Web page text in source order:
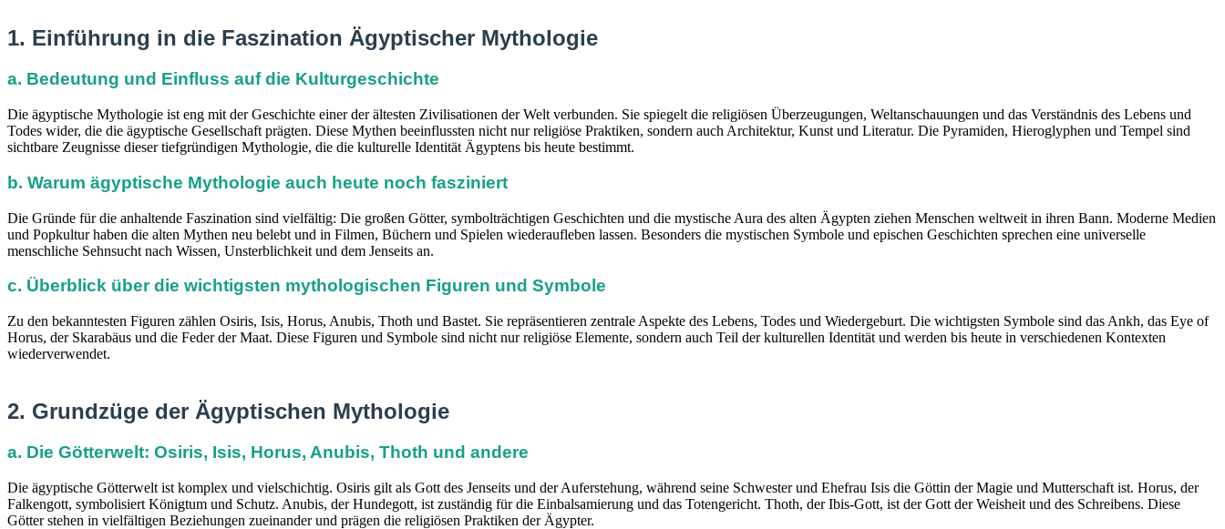
1. Einführung in die Faszination Ägyptischer Mythologie
a. Bedeutung und Einfluss auf die Kulturgeschichte
Die ägyptische Mythologie ist eng mit der Geschichte einer der ältesten Zivilisationen der Welt verbunden. Sie spiegelt die religiösen Überzeugungen, Weltanschauungen und das Verständnis des Lebens und
Todes wider, die die ägyptische Gesellschaft prägten. Diese Mythen beeinflussten nicht nur religiöse Praktiken, sondern auch Architektur, Kunst und Literatur. Die Pyramiden, Hieroglyphen und Tempel sind
sichtbare Zeugnisse dieser tiefgründigen Mythologie, die die kulturelle Identität Ägyptens bis heute bestimmt.
b. Warum ägyptische Mythologie auch heute noch fasziniert
Die Gründe für die anhaltende Faszination sind vielfältig: Die großen Götter, symbolträchtigen Geschichten und die mystische Aura des alten Ägypten ziehen Menschen weltweit in ihren Bann. Moderne Medien
und Popkultur haben die alten Mythen neu belebt und in Filmen, Büchern und Spielen wiederaufleben lassen. Besonders die mystischen Symbole und epischen Geschichten sprechen eine universelle
menschliche Sehnsucht nach Wissen, Unsterblichkeit und dem Jenseits an.
c. Überblick über die wichtigsten mythologischen Figuren und Symbole
Zu den bekanntesten Figuren zählen Osiris, Isis, Horus, Anubis, Thoth und Bastet. Sie repräsentieren zentrale Aspekte des Lebens, Todes und Wiedergeburt. Die wichtigsten Symbole sind das Ankh, das Eye of
Horus, der Skarabäus und die Feder der Maat. Diese Figuren und Symbole sind nicht nur religiöse Elemente, sondern auch Teil der kulturellen Identität und werden bis heute in verschiedenen Kontexten
wiederverwendet.
2. Grundzüge der Ägyptischen Mythologie
a. Die Götterwelt: Osiris, Isis, Horus, Anubis, Thoth und andere
Die ägyptische Götterwelt ist komplex und vielschichtig. Osiris gilt als Gott des Jenseits und der Auferstehung, während seine Schwester und Ehefrau Isis die Göttin der Magie und Mutterschaft ist. Horus, der
Falkengott, symbolisiert Königtum und Schutz. Anubis, der Hundegott, ist zuständig für die Einbalsamierung und das Totengericht. Thoth, der Ibis-Gott, ist der Gott der Weisheit und des Schreibens. Diese
Götter stehen in vielfältigen Beziehungen zueinander und prägen die religiösen Praktiken der Ägypter.